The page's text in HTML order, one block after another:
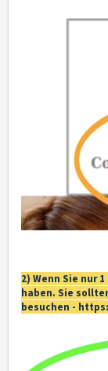
2) Wenn Sie nur
haben. Sie
besuchen -